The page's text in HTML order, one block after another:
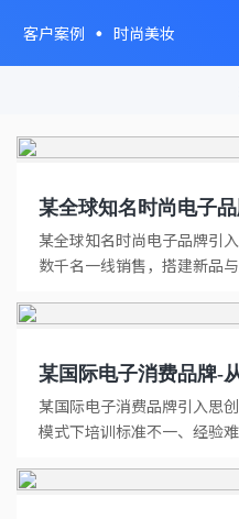
客户案例 时尚美妆
某全球知名时尚电子
某全球知名时尚电子品牌引
数千名一线销售，搭建新品
某国际电子消费品牌-
某国际电子消费品牌引入思
模式下培训标准不一、经验